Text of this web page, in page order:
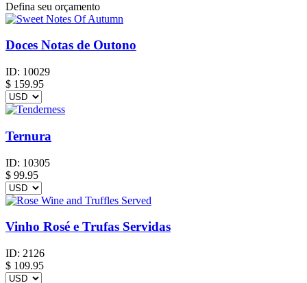
Defina seu orçamento
Doces Notas de Outono
ID: 10029
$ 159.95
Ternura
ID: 10305
$ 99.95
Vinho Rosé e Trufas Servidas
ID: 2126
$ 109.95